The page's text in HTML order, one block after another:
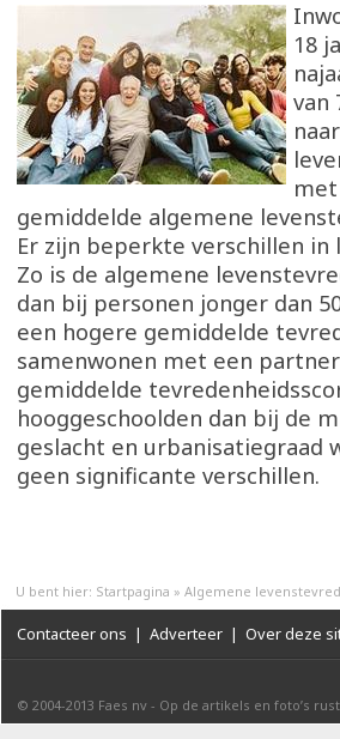
18
van
gemiddelde algemene
Er zijn beperkte verschillen
Zo is de algemene
dan bij personen jonger dan
een hogere gemiddelde
samenwonen met een
gemiddelde
hooggeschoolden dan bij de
geslacht en urbanisatiegraad
geen significante verschillen.
U bent hier: Startpagina » Algemene
Contacteer ons | Adverteer | Over deze
© 2004-2013 Faes nv - Op de artikels en foto’s